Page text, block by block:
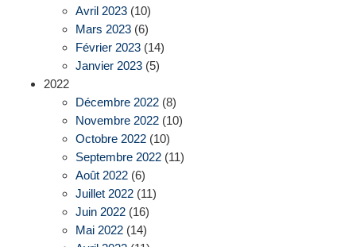
Avril 2023 (10)
Mars 2023 (6)
Février 2023 (14)
Janvier 2023 (5)
2022
Décembre 2022 (8)
Novembre 2022 (10)
Octobre 2022 (10)
Septembre 2022 (11)
Août 2022 (6)
Juillet 2022 (11)
Juin 2022 (16)
Mai 2022 (14)